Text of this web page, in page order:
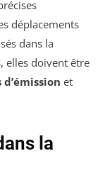
déplacements
dans la
elles doivent être
et
la